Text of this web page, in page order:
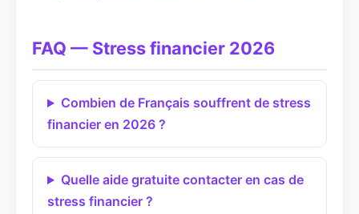
FAQ — Stress financier 2026
Combien de Français souffrent de stress
financier en 2026 ?
Quelle aide gratuite contacter en cas de
stress financier ?